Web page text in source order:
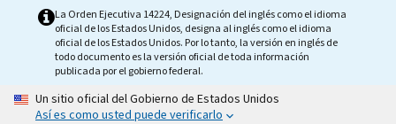
La Orden Ejecutiva 14224, Designación del inglés como el idioma
oficial de los Estados Unidos, designa al inglés como el idioma
oficial de los Estados Unidos. Por lo tanto, la versión en inglés de
todo documento es la versión oficial de toda información
publicada por el gobierno federal.
Un sitio oficial del Gobierno de Estados Unidos
Así es como usted puede verificarlo